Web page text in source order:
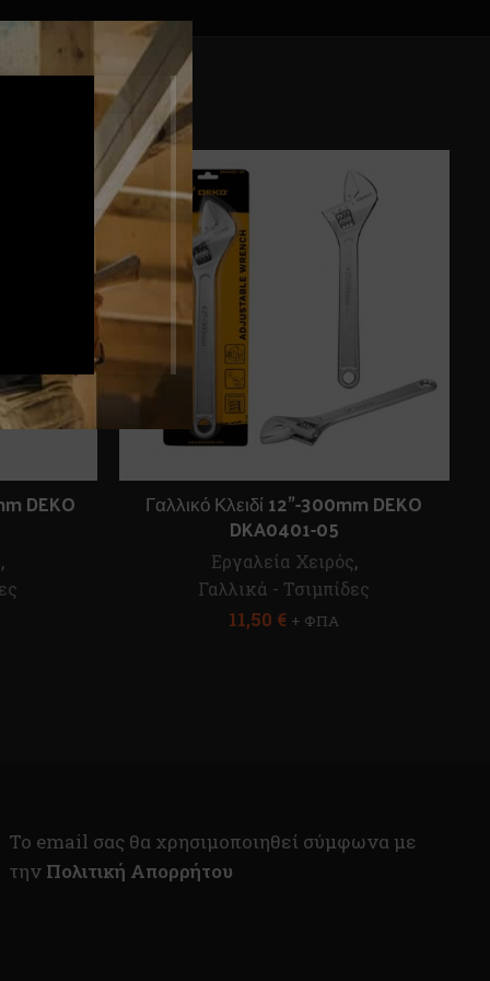
DEKO
,
Γαλλικό Κλειδί 12”-300mm DEKO
DKA0401-05
Εργαλεία Χειρός,
Γαλλικά - Τσιμπίδες
11,50 € + ΦΠΑ
To email σας θα χρησιμοποιηθεί σύμφωνα με
την Πολιτική Απορρήτου